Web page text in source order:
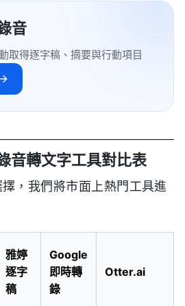
音
取得逐字稿、摘要與行動項目
音轉文字工具對比表
，我們將市面上熱門工具進
雅婷
逐字
稿
Google
即時轉
錄
Otter.ai